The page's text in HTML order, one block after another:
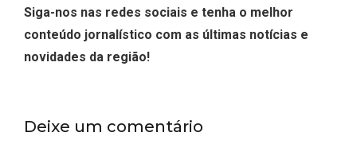
Siga-nos nas redes sociais e tenha o melhor
conteúdo jornalístico com as últimas notícias e
novidades da região!
Deixe um comentário